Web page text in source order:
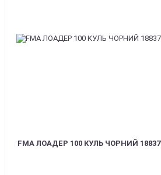
FMA ЛОАДЕР 100 КУЛЬ ЧОРНИЙ 18837